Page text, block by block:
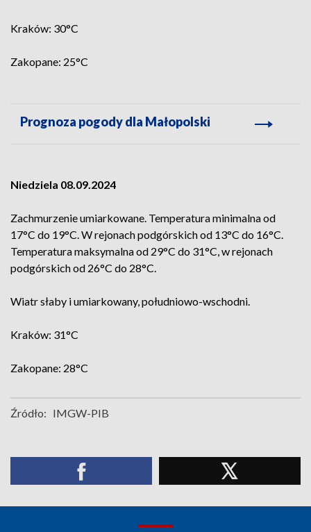
Kraków: 30°C
Zakopane: 25°C
Prognoza pogody dla Małopolski
Niedziela 08.09.2024
Zachmurzenie umiarkowane. Temperatura minimalna od
17°C do 19°C. W rejonach podgórskich od 13°C do 16°C.
Temperatura maksymalna od 29°C do 31°C, w rejonach
podgórskich od 26°C do 28°C.
Wiatr słaby i umiarkowany, południowo-wschodni.
Kraków: 31°C
Zakopane: 28°C
Źródło: IMGW-PIB